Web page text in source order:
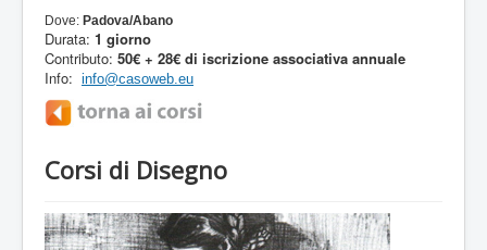
Dove: Padova/Abano
Durata: 1 giorno
Contributo: 50€ + 28€ di iscrizione associativa annuale
Info: info@casoweb.eu
Corsi di Disegno